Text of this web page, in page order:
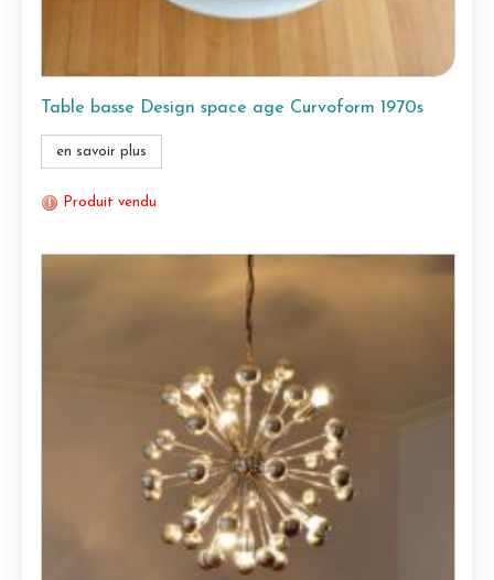
Table basse Design space age Curvoform 1970s
en savoir plus
Produit vendu